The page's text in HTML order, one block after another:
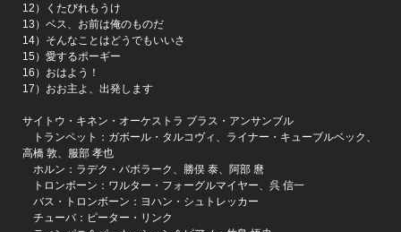
12）くたびれもうけ
13）ベス、お前は俺のものだ
14）そんなことはどうでもいいさ
15）愛するポーギー
16）おはよう！
17）おお主よ、出発します
サイトウ・キネン・オーケストラ ブラス・アンサンブル
トランペット：ガボール・タルコヴィ、ライナー・キューブルベック、
高橋 敦、服部 孝也
ホルン：ラデク・バボラーク、勝俣 泰、阿部 麿
トロンボーン：ワルター・フォーグルマイヤー、呉 信一
バス・トロンボーン：ヨハン・シュトレッカー
チューバ：ピーター・リンク